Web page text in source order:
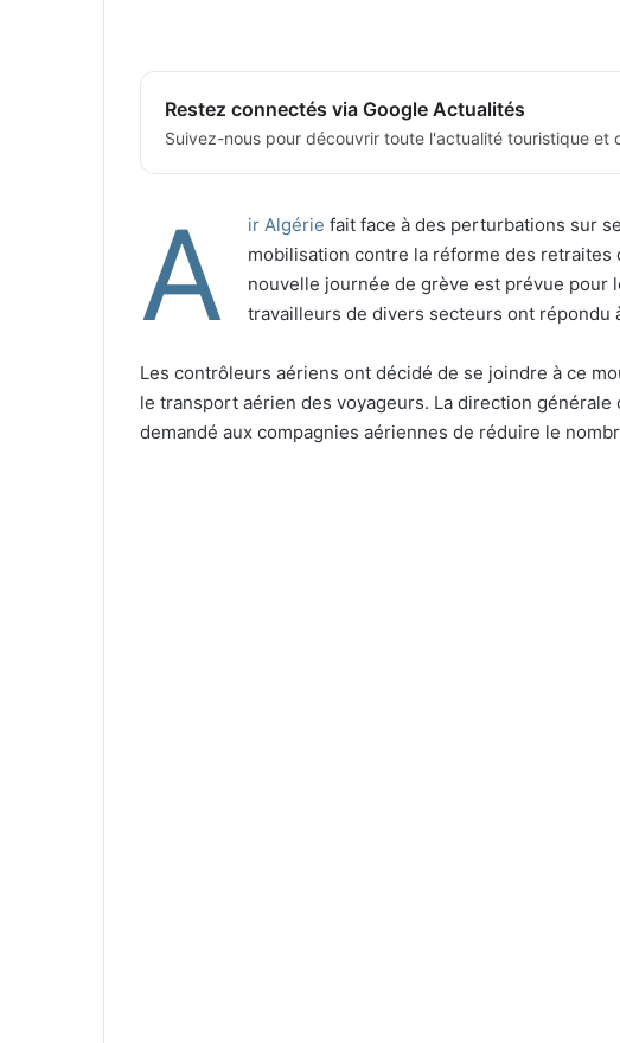
Restez connectés via Google Actualités
Suivez-nous pour découvrir toute l'actualité touristique et
A ir Algérie fait face à des perturbations sur
mobilisation contre la réforme des retraites
nouvelle journée de grève est prévue pour
travailleurs de divers secteurs ont répondu
Les contrôleurs aériens ont décidé de se joindre à ce
le transport aérien des voyageurs. La direction générale
demandé aux compagnies aériennes de réduire le